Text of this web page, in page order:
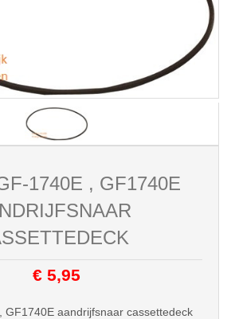
1740E , GF1740E
€ 5,95
GF1740E aandrijfsnaar cassettedeck